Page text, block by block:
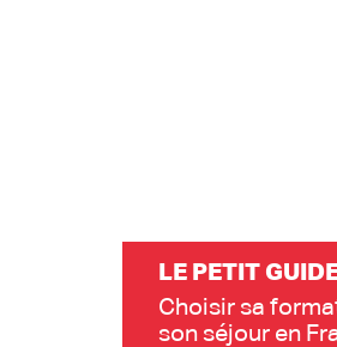
LE PETIT
Choisir sa
son séjour en